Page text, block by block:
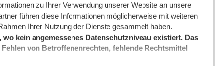
zu Ihrer Verwendung unserer Website an unsere
führen diese Informationen möglicherweise mit weiteren
Ihrer Nutzung der Dienste gesammelt haben.
kein angemessenes Datenschutzniveau existiert. Das
von Betroffenenrechten, fehlende Rechtsmittel